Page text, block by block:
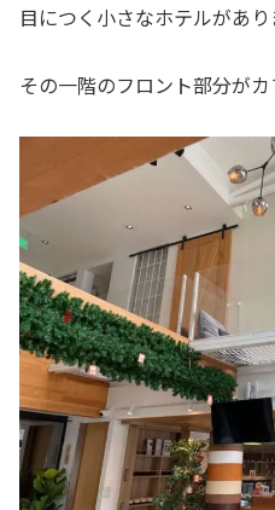
目につく小さなホテルがあり
その一階のフロント部分がカ